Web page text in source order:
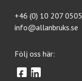
+46 (0) 10 207 0505
info@allanbruks.se
Följ oss här: